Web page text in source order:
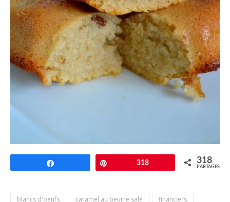
Épingle318 318
PARTAGES
blancs d'oeufs caramel au beurre salé financiers